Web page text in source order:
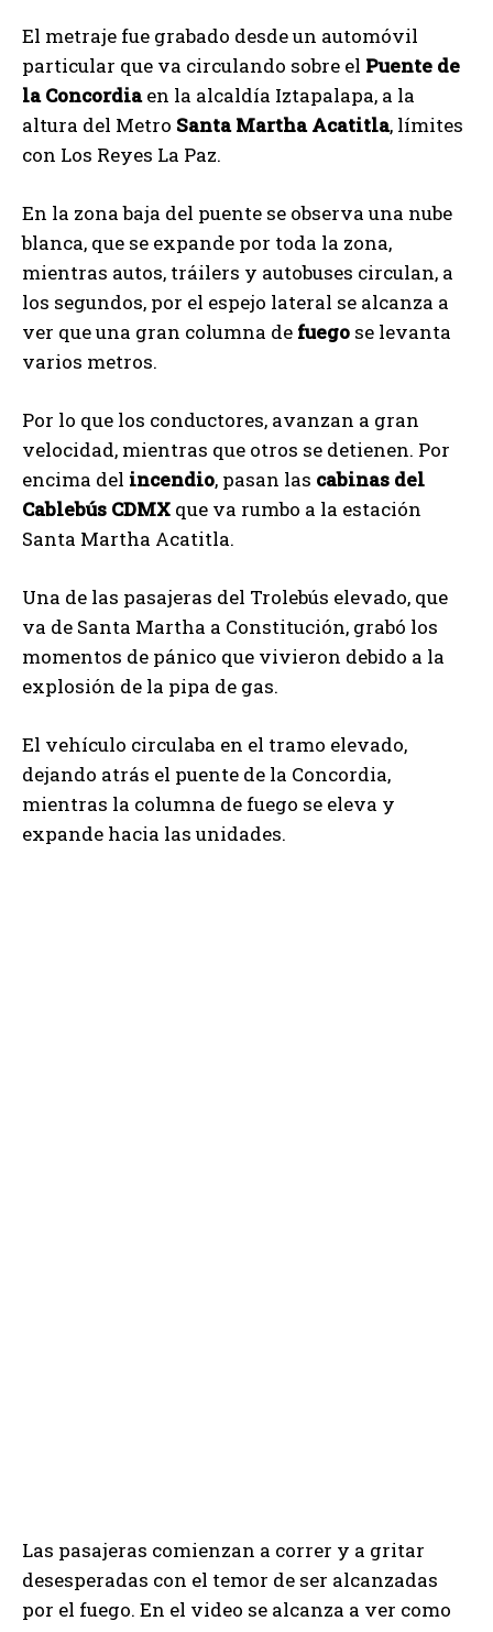
El metraje fue grabado desde un automóvil
particular que va circulando sobre el Puente de
la Concordiaen la alcaldía Iztapalapa, a la
altura del Metro Santa Martha Acatitla, límites
con Los Reyes La Paz.
En la zona baja del puente se observa una nube
blanca, que se expande por toda la zona,
mientras autos, tráilers y autobuses circulan, a
los segundos, por el espejo lateral se alcanza a
ver que una gran columna de fuego se levanta
varios metros.
Por lo que los conductores, avanzan a gran
velocidad, mientras que otros se detienen. Por
encima del incendio, pasan las cabinas del
Cablebús CDMX que va rumbo a la estación
Santa Martha Acatitla.
Una de las pasajeras del Trolebús elevado, que
va de Santa Martha a Constitución, grabó los
momentos de pánico que vivieron debido a la
explosión de la pipa de gas.
El vehículo circulaba en el tramo elevado,
dejando atrás el puente de la Concordia,
mientras la columna de fuego se eleva y
expande hacia las unidades.
Las pasajeras comienzan a correr y a gritar
desesperadas con el temor de ser alcanzadas
por el fuego. En el video se alcanza a ver como